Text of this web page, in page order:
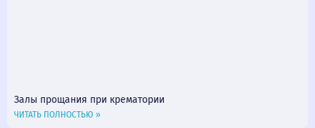
Залы прощания при крематории
ЧИТАТЬ ПОЛНОСТЬЮ »